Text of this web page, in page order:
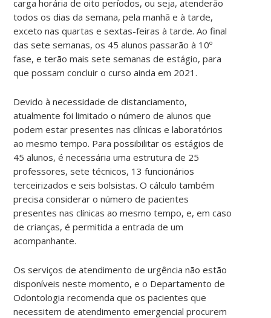
carga horária de oito períodos, ou seja, atenderão
todos os dias da semana, pela manhã e à tarde,
exceto nas quartas e sextas-feiras à tarde. Ao final
das sete semanas, os 45 alunos passarão à 10º
fase, e terão mais sete semanas de estágio, para
que possam concluir o curso ainda em 2021.
Devido à necessidade de distanciamento,
atualmente foi limitado o número de alunos que
podem estar presentes nas clínicas e laboratórios
ao mesmo tempo. Para possibilitar os estágios de
45 alunos, é necessária uma estrutura de 25
professores, sete técnicos, 13 funcionários
terceirizados e seis bolsistas. O cálculo também
precisa considerar o número de pacientes
presentes nas clínicas ao mesmo tempo, e, em caso
de crianças, é permitida a entrada de um
acompanhante.
Os serviços de atendimento de urgência não estão
disponíveis neste momento, e o Departamento de
Odontologia recomenda que os pacientes que
necessitem de atendimento emergencial procurem